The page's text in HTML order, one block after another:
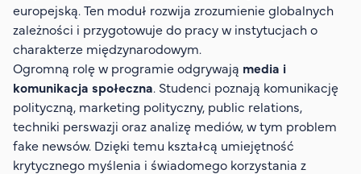
europejską. Ten moduł rozwija zrozumienie globalnych
zależności i przygotowuje do pracy w instytucjach o
charakterze międzynarodowym.
Ogromną rolę w programie odgrywają media i
komunikacja społeczna. Studenci poznają komunikację
polityczną, marketing polityczny, public relations,
techniki perswazji oraz analizę mediów, w tym problem
fake newsów. Dzięki temu kształcą umiejętność
krytycznego myślenia i świadomego korzystania z